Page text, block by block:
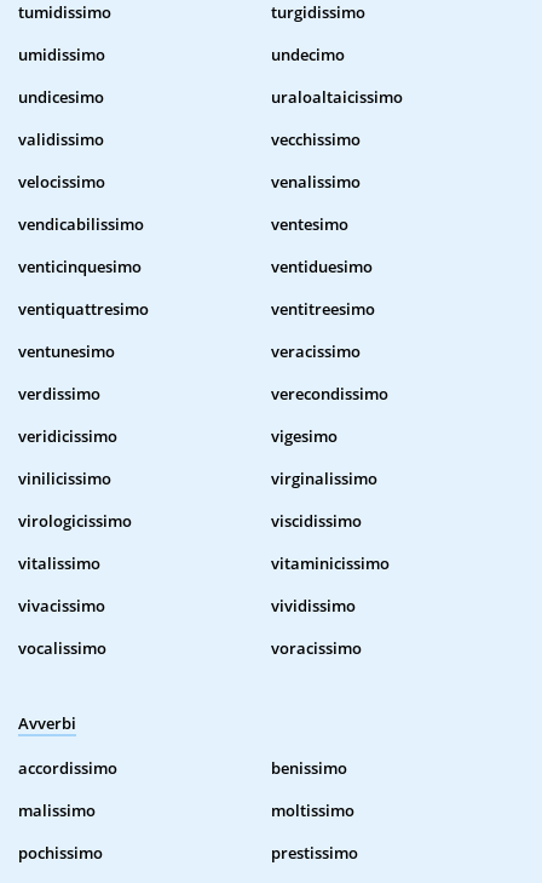
tumidissimo
turgidissimo
umidissimo
undecimo
undicesimo
uraloaltaicissimo
validissimo
vecchissimo
velocissimo
venalissimo
vendicabilissimo
ventesimo
venticinquesimo
ventiduesimo
ventiquattresimo
ventitreesimo
ventunesimo
veracissimo
verdissimo
verecondissimo
veridicissimo
vigesimo
vinilicissimo
virginalissimo
virologicissimo
viscidissimo
vitalissimo
vitaminicissimo
vivacissimo
vividissimo
vocalissimo
voracissimo
Avverbi
accordissimo
benissimo
malissimo
moltissimo
pochissimo
prestissimo